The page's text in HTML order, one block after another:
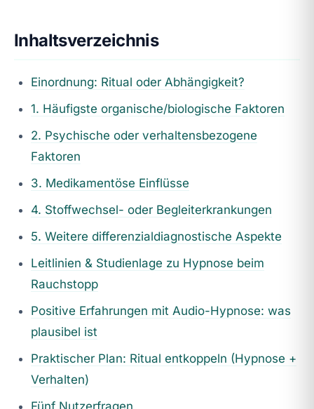
Inhaltsverzeichnis
Einordnung: Ritual oder Abhängigkeit?
1. Häufigste organische/biologische Faktoren
2. Psychische oder verhaltensbezogene
Faktoren
3. Medikamentöse Einflüsse
4. Stoffwechsel- oder Begleiterkrankungen
5. Weitere differenzialdiagnostische Aspekte
Leitlinien & Studienlage zu Hypnose beim
Rauchstopp
Positive Erfahrungen mit Audio-Hypnose: was
plausibel ist
Praktischer Plan: Ritual entkoppeln (Hypnose +
Verhalten)
Fünf Nutzerfragen